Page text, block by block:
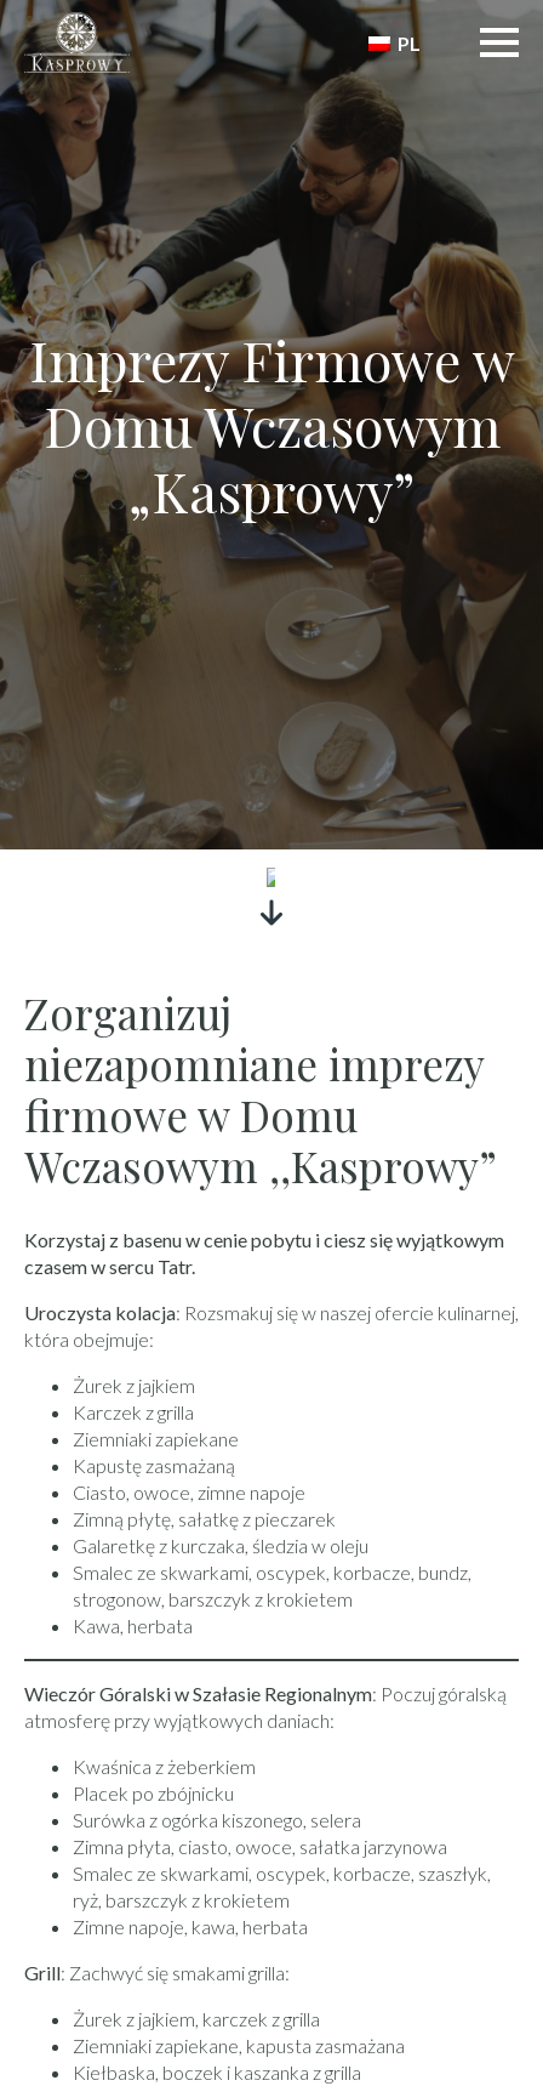
PL
Imprezy Firmowe w
Domu Wczasowym
„Kasprowy”
Zorganizuj
niezapomniane imprezy
firmowe w Domu
Wczasowym ,,Kasprowy”
Korzystaj z basenu w cenie pobytu i ciesz się wyjątkowym
czasem w sercu Tatr.
Uroczysta kolacja: Rozsmakuj się w naszej ofercie kulinarnej,
która obejmuje:
Żurek z jajkiem
Karczek z grilla
Ziemniaki zapiekane
Kapustę zasmażaną
Ciasto, owoce, zimne napoje
Zimną płytę, sałatkę z pieczarek
Galaretkę z kurczaka, śledzia w oleju
Smalec ze skwarkami, oscypek, korbacze, bundz,
strogonow, barszczyk z krokietem
Kawa, herbata
Wieczór Góralski w Szałasie Regionalnym: Poczuj góralską
atmosferę przy wyjątkowych daniach:
Kwaśnica z żeberkiem
Placek po zbójnicku
Surówka z ogórka kiszonego, selera
Zimna płyta, ciasto, owoce, sałatka jarzynowa
Smalec ze skwarkami, oscypek, korbacze, szaszłyk,
ryż, barszczyk z krokietem
Zimne napoje, kawa, herbata
Grill: Zachwyć się smakami grilla:
Żurek z jajkiem, karczek z grilla
Ziemniaki zapiekane, kapusta zasmażana
Kiełbaska, boczek i kaszanka z grilla